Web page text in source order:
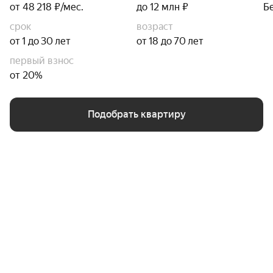
от 48 218 ₽/мес.
до 12 млн ₽
срок
от 1 до 30 лет
возраст
от 18 до 70 лет
первый взнос
от 20%
Подобрать квартиру